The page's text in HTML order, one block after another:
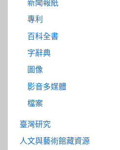
新聞報紙
專利
百科全書
字辭典
圖像
影音多媒體
檔案
臺灣研究
人文與藝術館藏資源